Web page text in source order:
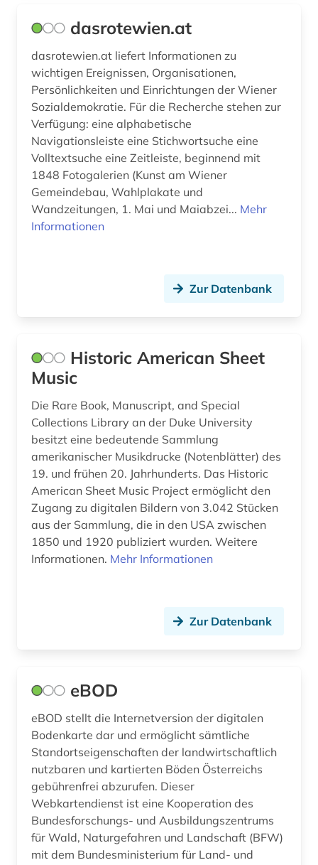
der blaue reiter (1)
dermatologie (2)
design (8)
designer (1)
designerin (1)
desktop-publishing (1)
deutsch (1)
deutsches historisches museum (2)
deutsches museum von meisterwerken der
naturwissenschaft und technik (1)
deutsches reich (1)
deutschland (31)
deutschland (1)
dialektologie (1)
die lebensbeschreibungen der beruehmtesten
italienischen architekten (1)
differentialdiagnose (1)
digital database (1)
dasrotewien.at
dasrotewien.at liefert Informationen zu
wichtigen Ereignissen, Organisationen,
Persönlichkeiten und Einrichtungen der Wiener
Sozialdemokratie. Für die Recherche stehen zur
Verfügung: eine alphabetische
Navigationsleiste eine Stichwortsuche eine
Volltextsuche eine Zeitleiste, beginnend mit
1848 Fotogalerien (Kunst am Wiener
Gemeindebau, Wahlplakate und
Wandzeitungen, 1. Mai und Maiabzei... Mehr
Informationen
Zur Datenbank
Historic American Sheet
Music
Die Rare Book, Manuscript, and Special
Collections Library an der Duke University
besitzt eine bedeutende Sammlung
amerikanischer Musikdrucke (Notenblätter) des
19. und frühen 20. Jahrhunderts. Das Historic
American Sheet Music Project ermöglicht den
Zugang zu digitalen Bildern von 3.042 Stücken
aus der Sammlung, die in den USA zwischen
1850 und 1920 publiziert wurden. Weitere
Informationen. Mehr Informationen
Zur Datenbank
eBOD
eBOD stellt die Internetversion der digitalen
Bodenkarte dar und ermöglicht sämtliche
Standortseigenschaften der landwirtschaftlich
nutzbaren und kartierten Böden Österreichs
gebührenfrei abzurufen. Dieser
Webkartendienst ist eine Kooperation des
Bundesforschungs- und Ausbildungszentrums
für Wald, Naturgefahren und Landschaft (BFW)
mit dem Bundesministerium für Land- und